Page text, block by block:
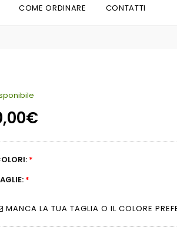
COME ORDINARE CONTATTI
*
*
MANCA LA TUA TAGLIA O IL COLORE